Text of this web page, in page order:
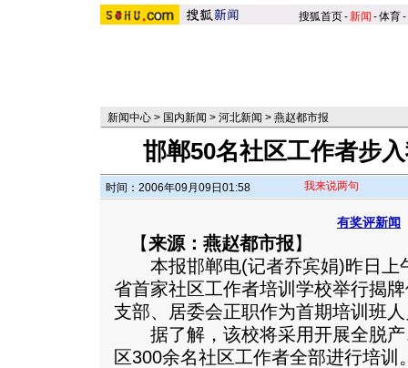
搜狐首页-新闻 -体育-
新闻中心 > 国内新闻 > 河北新闻 > 燕赵都市报
邯郸50名社区工作者步
时间：2006年09月09日01:58 我来说两句
有奖评新闻
【来源：燕赵都市报】
本报邯郸电(记者乔宾娟)昨日上
省首家社区工作者培训学校举行揭
支部、居委会正职作为首期培训班
据了解，该校将采用开展全脱产
区300余名社区工作者全部进行培训